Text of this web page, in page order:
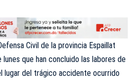
Civil de la provincia Espaillat
que han concluido las labores de
lugar del trágico accidente ocurrido